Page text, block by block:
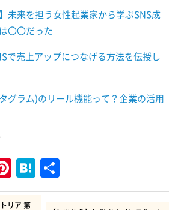
未来を担う女性起業家から学ぶSNS成
〇〇だった
で売上アップにつなげる方法を伝授し
グラム)のリール機能って？企業の活用
Pinterest
Hatena
有
リア 第